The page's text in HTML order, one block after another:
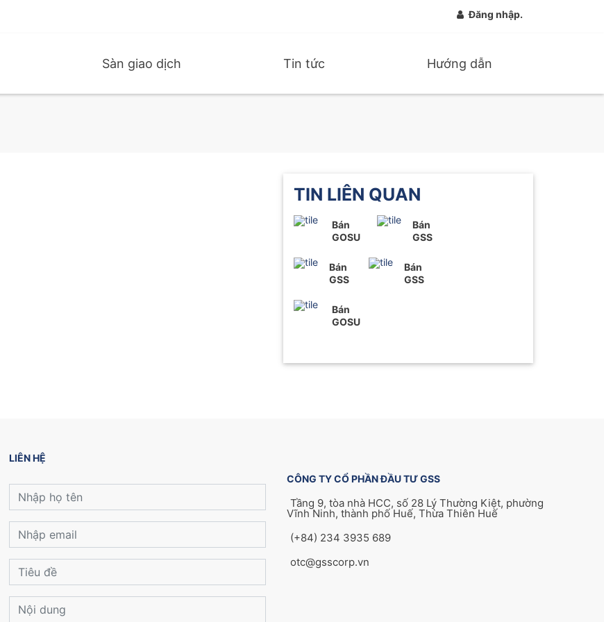
Đăng nhập.
Sàn giao dịch Tin tức Hướng dẫn
TIN LIÊN QUAN
Bán
GOSU
Bán
GSS
Bán
GSS
Bán
GSS
Bán
GOSU
LIÊN HỆ
CÔNG TY CỔ PHẦN ĐẦU TƯ GSS
Tầng 9, tòa nhà HCC, số 28 Lý Thường Kiệt, phường
Vĩnh Ninh, thành phố Huế, Thừa Thiên Huế
(+84) 234 3935 689
otc@gsscorp.vn